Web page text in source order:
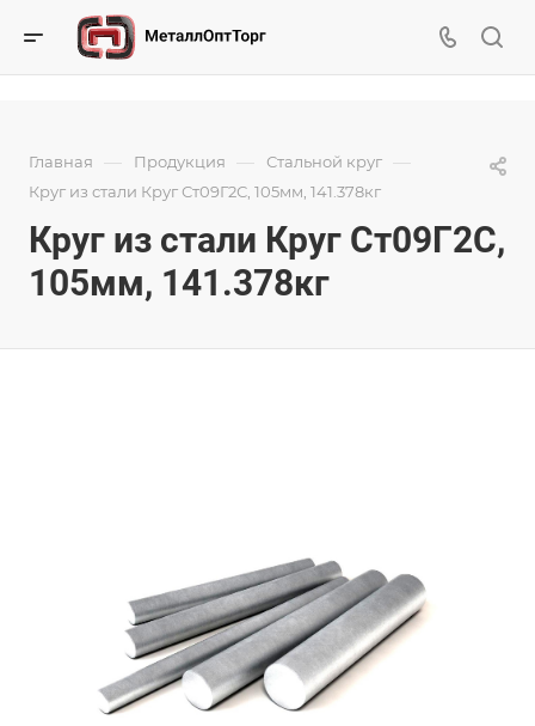
Главная — Продукция — Стальной круг —
Круг из стали Круг Ст09Г2С, 105мм, 141.378кг
Круг из стали Круг Ст09Г2С,
105мм, 141.378кг